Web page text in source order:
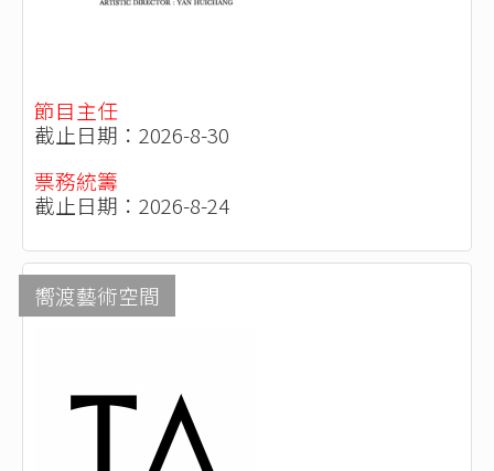
節目主任
截止日期：2026-8-30
票務統籌
截止日期：2026-8-24
嚮渡藝術空間